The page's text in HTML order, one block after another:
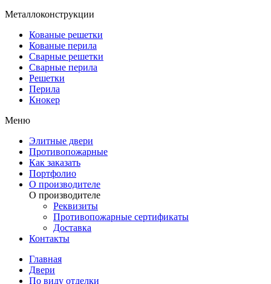
Металлоконструкции
Кованые решетки
Кованые перила
Сварные решетки
Сварные перила
Решетки
Перила
Кнокер
Меню
Элитные двери
Противопожарные
Как заказать
Портфолио
О производителе
О производителе
Реквизиты
Противопожарные сертификаты
Доставка
Контакты
Главная
Двери
По виду отделки